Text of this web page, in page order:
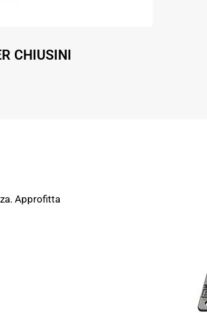
CHIUSINI
Approfitta